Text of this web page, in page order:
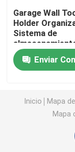
Hardware de
Pierna de
Accesorios
Hardware de
Garage Wall
Holder
Sistema de
neumáticos
en acero al
negro
Enviar
Inicio Mapa
Mapa